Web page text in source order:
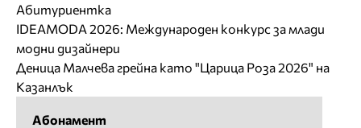
Абитуриентка
IDEAMODA 2026: Международен конкурс за млади
модни дизайнери
Деница Малчева грейна като "Царица Роза 2026" на
Казанлък
Абонамент